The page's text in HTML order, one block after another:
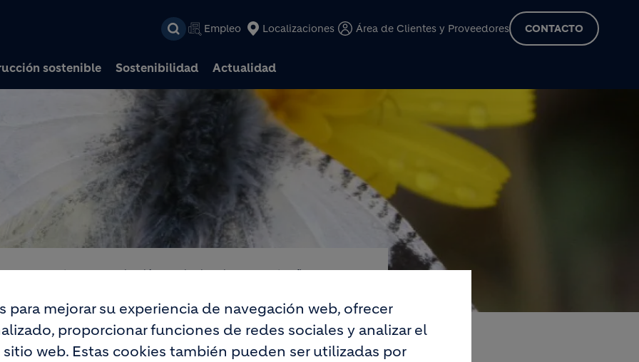
Pasar al contenido principal
Empleo Localizaciones Área de Clientes y Proveedores CONTACTO
sostenible Sostenibilidad Actualidad
Proyectos por localización
Biodiversidad en Cataluña
DEL TURÓ
para mejorar su experiencia de navegación web, ofrecer
proporcionar funciones de redes sociales y analizar el
web. Estas cookies también pueden ser utilizadas por